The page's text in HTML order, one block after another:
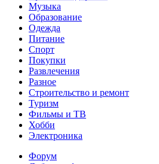
Музыка
Образование
Одежда
Питание
Спорт
Покупки
Развлечения
Разное
Строительство и ремонт
Туризм
Фильмы и ТВ
Хобби
Электроника
Форум